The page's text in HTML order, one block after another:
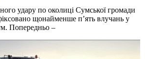
удару по околиці Сумської громади
щонайменше пʼять влучань у
Попередньо –